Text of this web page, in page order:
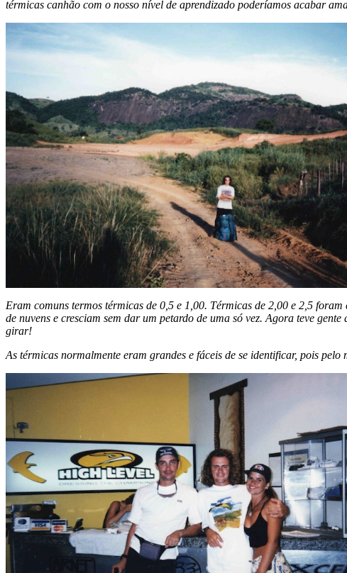
térmicas canhão com o nosso nível de aprendizado poderíamos acabar
Eram comuns termos térmicas de 0,5 e 1,00. Térmicas de 2,00 e 2,5
de nuvens e cresciam sem dar um petardo de uma só vez. Agora teve
girar!
As térmicas normalmente eram grandes e fáceis de se identificar, pois